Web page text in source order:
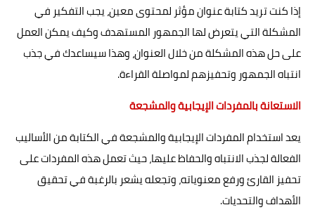
إذا كنت تريد كتابة عنوان مؤثر لمحتوى معين، يجب التفكير في
المشكلة التي يتعرض لها الجمهور المستهدف وكيف يمكن العمل
على حل هذه المشكلة من خلال العنوان، وهذا سيساعدك في جذب
انتباه الجمهور وتحفيزهم لمواصلة القراءة.
الاستعانة بالمفردات الإيجابية والمشجعة
يعد استخدام المفردات الإيجابية والمشجعة في الكتابة من الأساليب
الفعالة لجذب الانتباه والحفاظ عليها، حيث تعمل هذه المفردات على
تحفيز القارئ ورفع معنوياته، وتجعله يشعر بالرغبة في تحقيق
الأهداف والتحديات.